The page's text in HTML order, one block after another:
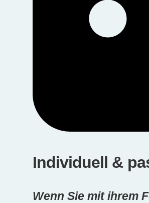
Individuell &
Wenn Sie mit ihrem